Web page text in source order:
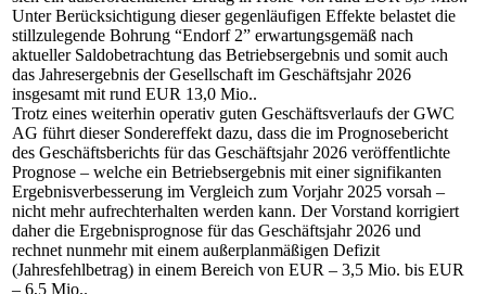
Unter Berücksichtigung dieser gegenläufigen Effekte belastet die
stillzulegende Bohrung “Endorf 2” erwartungsgemäß nach
aktueller Saldobetrachtung das Betriebsergebnis und somit auch
das Jahresergebnis der Gesellschaft im Geschäftsjahr 2026
insgesamt mit rund EUR 13,0 Mio..
Trotz eines weiterhin operativ guten Geschäftsverlaufs der GWC
AG führt dieser Sondereffekt dazu, dass die im Prognosebericht
des Geschäftsberichts für das Geschäftsjahr 2026 veröffentlichte
Prognose – welche ein Betriebsergebnis mit einer signifikanten
Ergebnisverbesserung im Vergleich zum Vorjahr 2025 vorsah –
nicht mehr aufrechterhalten werden kann. Der Vorstand korrigiert
daher die Ergebnisprognose für das Geschäftsjahr 2026 und
rechnet nunmehr mit einem außerplanmäßigen Defizit
(Jahresfehlbetrag) in einem Bereich von EUR – 3,5 Mio. bis EUR
– 6,5 Mio..